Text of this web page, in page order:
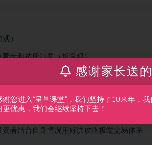
）
盘和选股问题（哲学观）
时问题（时空观）
仓位的问题
助投资者综合应用洪攻略
者结合自身情况用好洪攻略极端交易体系
感谢家长送
谢您进入“星草课堂”，我们坚持了10来年，
更优惠，我们会继续坚持下去！